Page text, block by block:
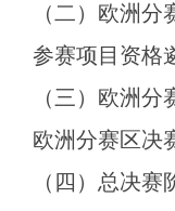
（二）欧洲
参赛项目资格
（三）欧洲
欧洲分赛区决
（四）总决赛